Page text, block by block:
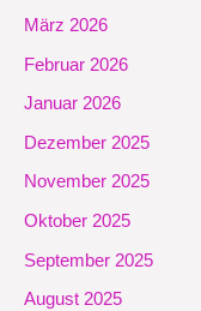
März 2026
Februar 2026
Januar 2026
Dezember 2025
November 2025
Oktober 2025
September 2025
August 2025